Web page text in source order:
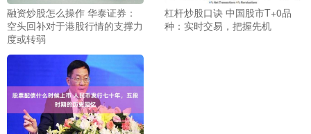
融资炒股怎么操作 华泰证券：
空头回补对于港股行情的支撑力
度或转弱
杠杆炒股口诀 中国股市T+0品
种：实时交易，把握先机